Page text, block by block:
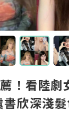
！看陸劇
欣深淺